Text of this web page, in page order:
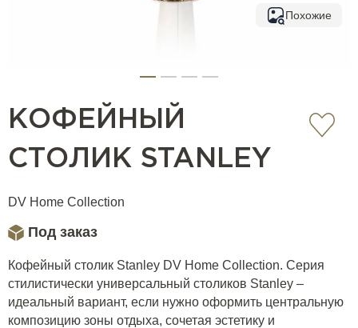
Похожие
КОФЕЙНЫЙ
СТОЛИК STANLEY
DV Home Collection
Под заказ
Кофейный столик Stanley DV Home Collection. Серия
стилистически универсальный столиков Stanley –
идеальный вариант, если нужно оформить центральную
композицию зоны отдыха, сочетая эстетику и